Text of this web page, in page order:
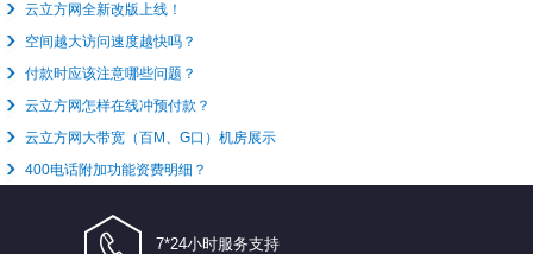
云立方网全新改版上线！
空间越大访问速度越快吗？
付款时应该注意哪些问题？
云立方网怎样在线冲预付款？
云立方网大带宽（百M、G口）机房展示
400电话附加功能资费明细？
7*24小时服务支持